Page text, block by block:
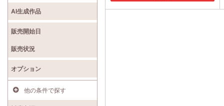
AI生成作品
販売開始日
販売状況
オプション
他の条件で探す